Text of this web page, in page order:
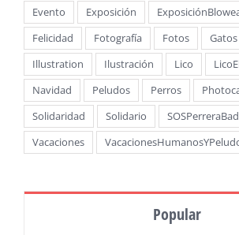
Evento
Exposición
Felicidad
Fotografía Fotos Gatos
Illustration
Ilustración Lico
Navidad
Peludos Perros
Solidaridad
Solidario
Vacaciones
Popular